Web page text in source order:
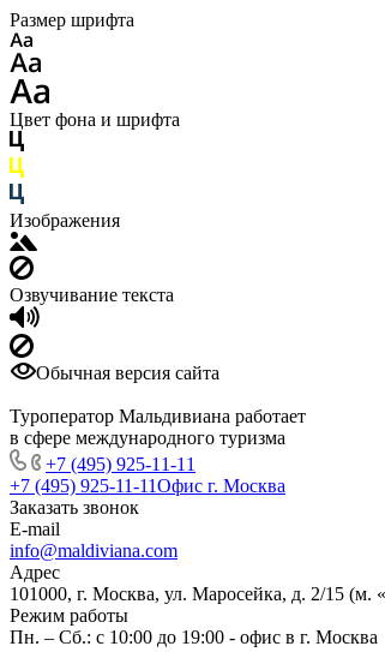
Размер шрифта
Цвет фона и шрифта
Изображения
Озвучивание текста
Обычная версия сайта
Туроператор Мальдивиана работает
в сфере международного туризма
+7 (495) 925-11-11
+7 (495) 925-11-11Офис г. Москва
Заказать звонок
E-mail
info@maldiviana.com
Адрес
101000, г. Москва, ул. Маросейка, д. 2/15 (м.
Режим работы
Пн. – Сб.: с 10:00 до 19:00 - офис в г. Москва